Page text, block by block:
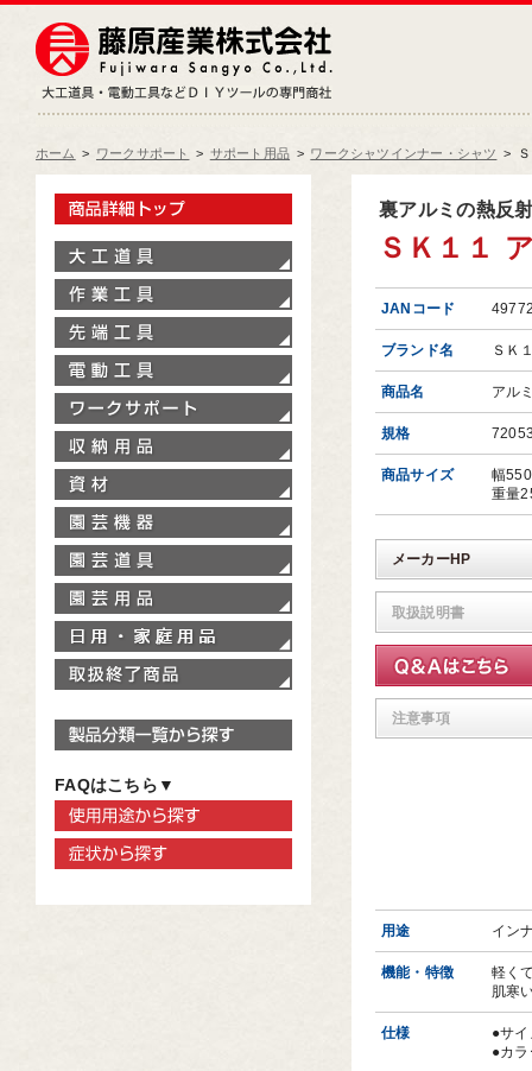
ホーム > ワークサポート > サポート用品 > ワークシャツインナー・シャツ >
裏アルミの熱反
ＳＫ１１
JANコード
ブランド名 ＳＫ
商品名 アル
規格
商品サイズ
幅
重量
メーカーHP
取扱説明書
注意事項
用途 イン
機能・特徴
軽く
肌寒
仕様
●サ
●カ
製品情報トップ
ワークサポート
製品分類一覧から探す
FAQはこちら▼